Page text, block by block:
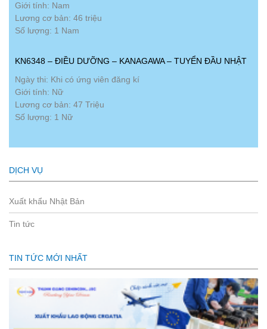
Giới tính: Nam
Lương cơ bản: 46 triệu
Số lượng: 1 Nam
KN6348 – ĐIỀU DƯỠNG – KANAGAWA – TUYỂN ĐẦU NHẬT
Ngày thi: Khi có ứng viên đăng kí
Giới tính: Nữ
Lương cơ bản: 47 Triệu
Số lượng: 1 Nữ
DỊCH VỤ
Xuất khẩu Nhật Bản
Tin tức
TIN TỨC MỚI NHẤT